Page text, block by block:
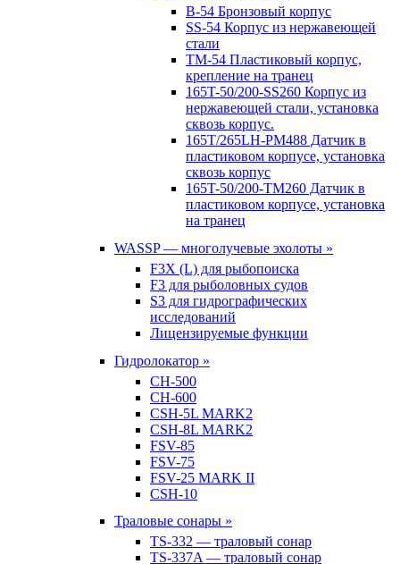
B-54 Бронзовый корпус
SS-54 Корпус из нержавеющей
стали
TM-54 Пластиковый корпус,
крепление на транец
165T-50/200-SS260 Корпус из
нержавеющей стали, установка
сквозь корпус.
165T/265LH-PM488 Датчик в
пластиковом корпусе, установка
сквозь корпус
165T-50/200-TM260 Датчик в
пластиковом корпусе, установка
на транец
WASSP — многолучевые эхолоты »
F3X (L) для рыбопоиска
F3 для рыболовных судов
S3 для гидрографических
исследований
Лицензируемые функции
Гидролокатор »
CH-500
CH-600
CSH-5L MARK2
CSH-8L MARK2
FSV-85
FSV-75
FSV-25 MARK II
CSH-10
Траловые сонары »
TS-332 — траловый сонар
TS-337A — траловый сонар